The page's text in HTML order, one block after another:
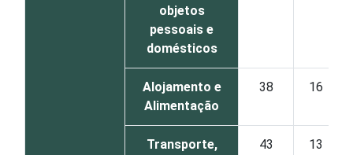
objetos
pessoais e
domésticos
Alojamento e
Alimentação
38 16
Transporte,
43 13